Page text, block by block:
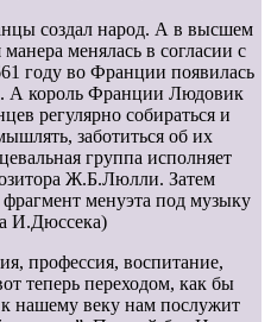
создал народ. А в высшем
менялась в согласии с
году во Франции появилась
А король Франции Людовик
регулярно собираться и
заботиться об их
группа исполняет
Ж.Б.Люлли. Затем
фрагмент менуэта под музыку
И.Дюссека)
профессия, воспитание,
теперь переходом, как бы
к нашему веку нам послужит